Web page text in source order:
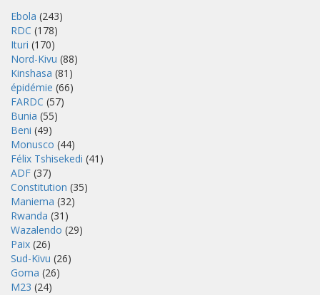
Ebola (243)
RDC (178)
Ituri (170)
Nord-Kivu (88)
Kinshasa (81)
épidémie (66)
FARDC (57)
Bunia (55)
Beni (49)
Monusco (44)
Félix Tshisekedi (41)
ADF (37)
Constitution (35)
Maniema (32)
Rwanda (31)
Wazalendo (29)
Paix (26)
Sud-Kivu (26)
Goma (26)
M23 (24)